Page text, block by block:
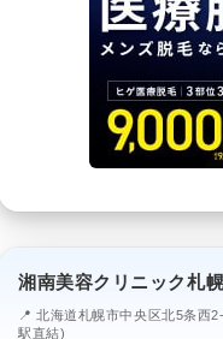
湘南美容クリニック札
📍 北海道札幌市中央区北5条西
駅直結)